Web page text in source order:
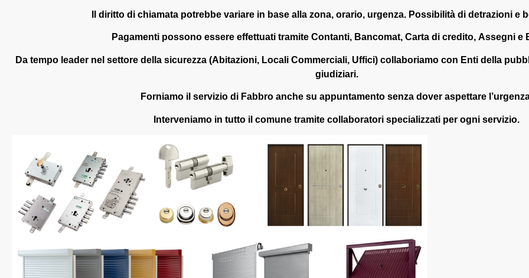
Il diritto di chiamata potrebbe variare in base alla zona, orario, urgenza. Possibilità di detrazioni e
Pagamenti possono essere effettuati tramite Contanti, Bancomat, Carta di credito, Assegni e
Da tempo leader nel settore della sicurezza (Abitazioni, Locali Commerciali, Uffici) collaboriamo con Enti della
giudiziari.
Forniamo il servizio di Fabbro anche su appuntamento senza dover aspettare
Interveniamo in tutto il comune tramite collaboratori specializzati per ogni servizio.